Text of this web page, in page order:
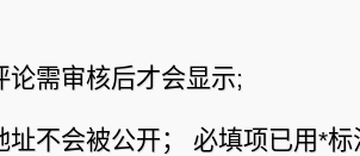
论需审核后才会显示;
不会被公开； 必填项已用*标